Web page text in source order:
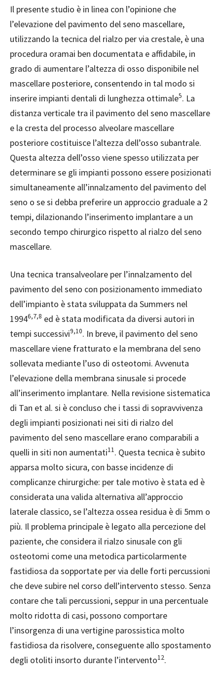
Il presente studio è in linea con l’opinione che
l’elevazione del pavimento del seno mascellare,
utilizzando la tecnica del rialzo per via crestale, è una
procedura oramai ben documentata e affidabile, in
grado di aumentare l’altezza di osso disponibile nel
mascellare posteriore, consentendo in tal modo si
inserire impianti dentali di lunghezza ottimale5. La
distanza verticale tra il pavimento del seno mascellare
e la cresta del processo alveolare mascellare
posteriore costituisce l’altezza dell’osso subantrale.
Questa altezza dell’osso viene spesso utilizzata per
determinare se gli impianti possono essere posizionati
simultaneamente all’innalzamento del pavimento del
seno o se si debba preferire un approccio graduale a 2
tempi, dilazionando l’inserimento implantare a un
secondo tempo chirurgico rispetto al rialzo del seno
mascellare.
Una tecnica transalveolare per l’innalzamento del
pavimento del seno con posizionamento immediato
dell’impianto è stata sviluppata da Summers nel
19946,7,8 ed è stata modificata da diversi autori in
tempi successivi9,10. In breve, il pavimento del seno
mascellare viene fratturato e la membrana del seno
sollevata mediante l’uso di osteotomi. Avvenuta
l’elevazione della membrana sinusale si procede
all’inserimento implantare. Nella revisione sistematica
di Tan et al. si è concluso che i tassi di sopravvivenza
degli impianti posizionati nei siti di rialzo del
pavimento del seno mascellare erano comparabili a
quelli in siti non aumentati11. Questa tecnica è subito
apparsa molto sicura, con basse incidenze di
complicanze chirurgiche: per tale motivo è stata ed è
considerata una valida alternativa all’approccio
laterale classico, se l’altezza ossea residua è di 5mm o
più. Il problema principale è legato alla percezione del
paziente, che considera il rialzo sinusale con gli
osteotomi come una metodica particolarmente
fastidiosa da sopportate per via delle forti percussioni
che deve subire nel corso dell’intervento stesso. Senza
contare che tali percussioni, seppur in una percentuale
molto ridotta di casi, possono comportare
l’insorgenza di una vertigine parossistica molto
fastidiosa da risolvere, conseguente allo spostamento
degli otoliti insorto durante l’intervento12.